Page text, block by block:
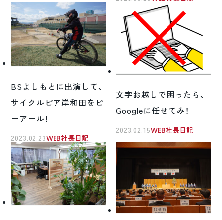
BSよしもとに出演して、
サイクルピア岸和田をピ
ーアール！
2023.02.23WEB社長日記
文字お越しで困ったら、
Googleに任せてみ！
2023.02.15WEB社長日記